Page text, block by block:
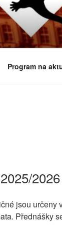
evoluci a
Program na
2026
jsou určeny
Přednášky